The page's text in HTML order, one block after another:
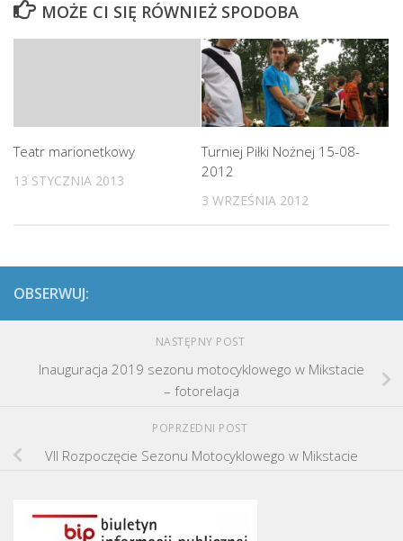
MOŻE CI SIĘ RÓWNIEŻ SPODOBA
Teatr marionetkowy
13 STYCZNIA 2013
Turniej Piłki Nożnej 15-08-
2012
3 WRZEŚNIA 2012
OBSERWUJ:
NASTĘPNY POST
Inauguracja 2019 sezonu motocyklowego w Mikstacie
– fotorelacja
POPRZEDNI POST
VII Rozpoczęcie Sezonu Motocyklowego w Mikstacie